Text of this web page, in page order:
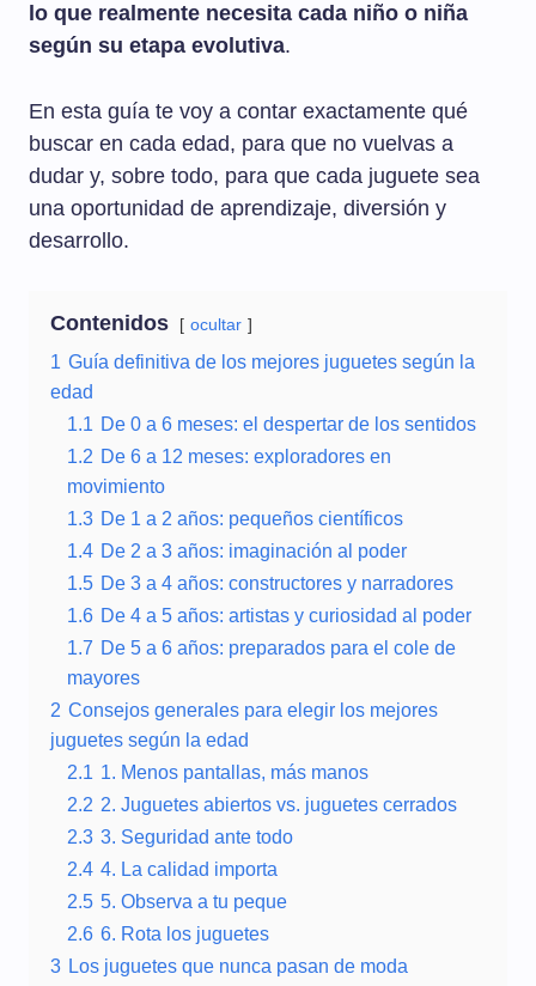
lo que realmente necesita cada niño o niña
según su etapa evolutiva.
En esta guía te voy a contar exactamente qué
buscar en cada edad, para que no vuelvas a
dudar y, sobre todo, para que cada juguete sea
una oportunidad de aprendizaje, diversión y
desarrollo.
Contenidos ocultar
1 Guía definitiva de los mejores juguetes según la
edad
1.1 De 0 a 6 meses: el despertar de los sentidos
1.2 De 6 a 12 meses: exploradores en
movimiento
1.3 De 1 a 2 años: pequeños científicos
1.4 De 2 a 3 años: imaginación al poder
1.5 De 3 a 4 años: constructores y narradores
1.6 De 4 a 5 años: artistas y curiosidad al poder
1.7 De 5 a 6 años: preparados para el cole de
mayores
2 Consejos generales para elegir los mejores
juguetes según la edad
2.1 1. Menos pantallas, más manos
2.2 2. Juguetes abiertos vs. juguetes cerrados
2.3 3. Seguridad ante todo
2.4 4. La calidad importa
2.5 5. Observa a tu peque
2.6 6. Rota los juguetes
3 Los juguetes que nunca pasan de moda